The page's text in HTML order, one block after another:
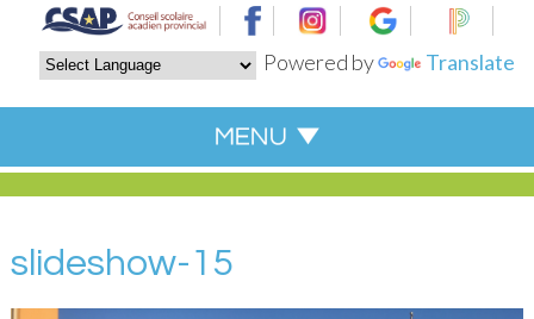
Powered by Translate
slideshow-15